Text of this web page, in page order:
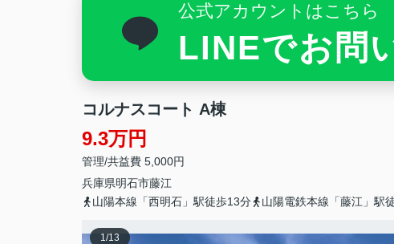
公式アカウントはこちら
LINEでお問
コルナスコート A棟
9.3万円
管理/共益費 5,000円
兵庫県明石市藤江
山陽本線「西明石」駅徒歩13分
山陽電鉄本線「藤江」駅
1/13